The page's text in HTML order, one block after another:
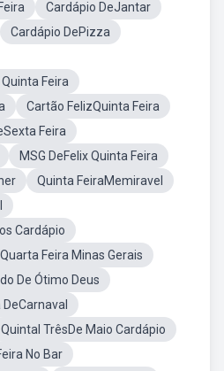
Cardápio DeJantar
Cardápio DePizza
Feira
Cartão FelizQuinta Feira
Feira
MSG DeFelix Quinta Feira
Quinta FeiraMemiravel
Cardápio
Feira Minas Gerais
De Ótimo Deus
Quintal TrêsDe Maio Cardápio
No Bar